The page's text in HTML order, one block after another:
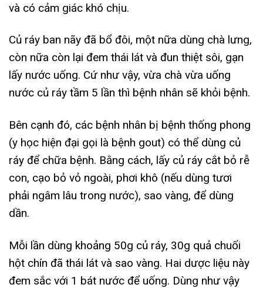
và có cảm giác khó chịu.
Củ ráy ban nãy đã bổ đôi, một nữa dùng chà lưng,
còn nữa còn lại đem thái lát và đun thiệt sôi, gạn
lấy nước uống. Cứ như vậy, vừa chà vừa uống
nước củ ráy tầm 5 lần thì bệnh nhân sẽ khỏi bệnh.
Bên cạnh đó, các bệnh nhân bị bệnh thống phong
(y học hiện đại gọi là bệnh gout) có thể dùng củ
ráy để chữa bệnh. Bằng cách, lấy củ ráy cắt bỏ rễ
con, cạo bỏ vỏ ngoài, phơi khô (nếu dùng tươi
phải ngâm lâu trong nước), sao vàng, để dùng
dần.
Mỗi lần dùng khoảng 50g củ ráy, 30g quả chuối
hột chín đã thái lát và sao vàng. Hai dược liệu này
đem sắc với 1 bát nước để uống. Dùng như vậy